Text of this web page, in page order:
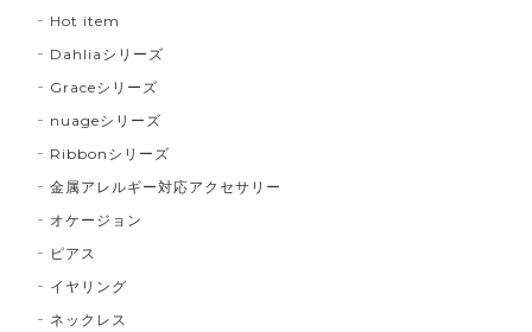
Hot item
Dahliaシリーズ
Graceシリーズ
nuageシリーズ
Ribbonシリーズ
金属アレルギー対応アクセサリー
オケージョン
ピアス
イヤリング
ネックレス